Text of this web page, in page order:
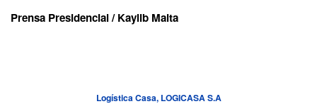
Prensa Presidencial / Kaylib Maita
Logística Casa, LOGICASA S.A